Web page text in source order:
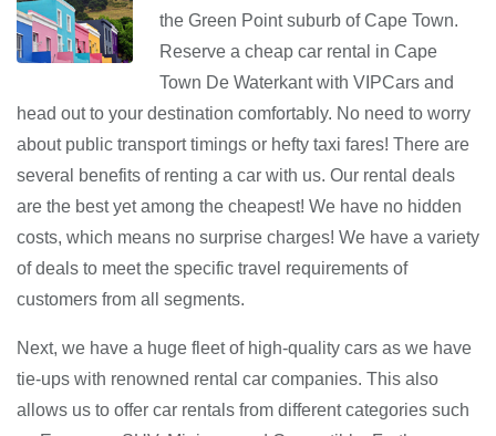
the Green Point suburb of Cape Town.
Reserve a cheap car rental in Cape
Town De Waterkant with VIPCars and
head out to your destination comfortably. No need to worry
about public transport timings or hefty taxi fares! There are
several benefits of renting a car with us. Our rental deals
are the best yet among the cheapest! We have no hidden
costs, which means no surprise charges! We have a variety
of deals to meet the specific travel requirements of
customers from all segments.
Next, we have a huge fleet of high-quality cars as we have
tie-ups with renowned rental car companies. This also
allows us to offer car rentals from different categories such